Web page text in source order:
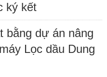
ký kết
bằng dự án nâng
Lọc dầu Dung